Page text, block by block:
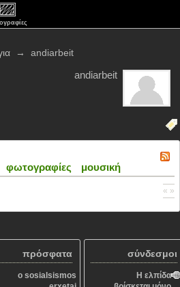
→ andiarbeit
andiarbeit
φωτογραφίες μουσική
« »
πρόσφατα
o sosialsismos
σύνδεσμοι
Η ελπίδα